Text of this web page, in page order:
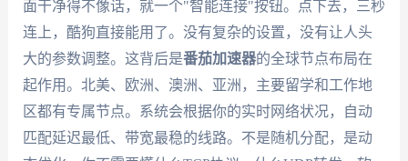
面干净得不像话，就一个"智能连接"按钮。点下去，三秒
连上，酷狗直接能用了。没有复杂的设置，没有让人头
大的参数调整。这背后是番茄加速器的全球节点布局在
起作用。北美、欧洲、澳洲、亚洲，主要留学和工作地
区都有专属节点。系统会根据你的实时网络状况，自动
匹配延迟最低、带宽最稳的线路。不是随机分配，是动